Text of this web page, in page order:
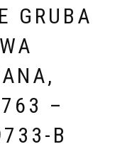
GRUBA
–
B